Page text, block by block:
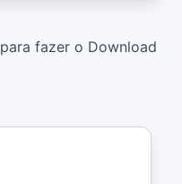
para fazer o Download